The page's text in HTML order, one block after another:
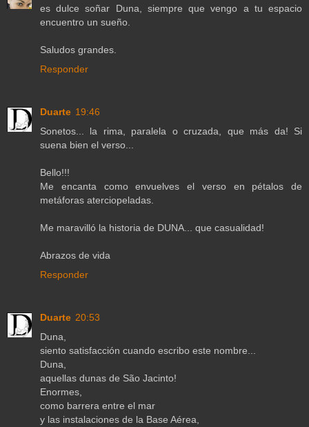
es dulce soñar Duna, siempre que vengo a tu espacio
encuentro un sueño.
Saludos grandes.
Responder
Duarte 19:46
Sonetos... la rima, paralela o cruzada, que más da! Si
suena bien el verso...
Bello!!!
Me encanta como envuelves el verso en pétalos de
metáforas aterciopeladas.
Me maravilló la historia de DUNA... que casualidad!
Abrazos de vida
Responder
Duarte 20:53
Duna,
siento satisfacción cuando escribo este nombre...
Duna,
aquellas dunas de São Jacinto!
Enormes,
como barrera entre el mar
y las instalaciones de la Base Aérea,